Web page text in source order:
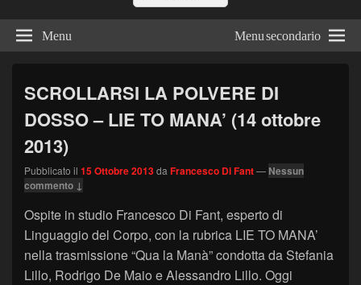
Menu Menu secondario
SCROLLARSI LA POLVERE DI
DOSSO – LIE TO MANA’ (14 ottobre
2013)
Pubblicato il 15 Ottobre 2013da Francesco Di Fant— Nessun
commento ↓
Ospite in studio Francesco Di Fant, esperto di
Linguaggio del Corpo, con la rubrica LIE TO MANA’
nella trasmissione “Qua la Manà” condotta da Stefania
Lillo, Rodrigo De Maio e Alessandro Lillo. Oggi